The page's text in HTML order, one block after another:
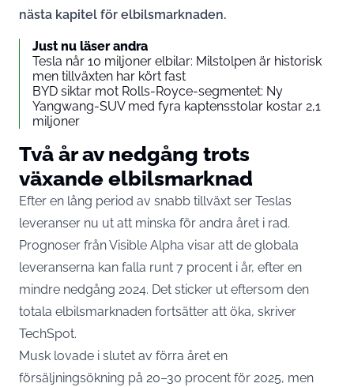
nästa kapitel för elbilsmarknaden.
Just nu läser andra
Tesla når 10 miljoner elbilar: Milstolpen är historisk
men tillväxten har kört fast
BYD siktar mot Rolls-Royce-segmentet: Ny
Yangwang-SUV med fyra kaptensstolar kostar 2,1
miljoner
Två år av nedgång trots
växande elbilsmarknad
Efter en lång period av snabb tillväxt ser Teslas
leveranser nu ut att minska för andra året i rad.
Prognoser från Visible Alpha visar att de globala
leveranserna kan falla runt 7 procent i år, efter en
mindre nedgång 2024. Det sticker ut eftersom den
totala elbilsmarknaden fortsätter att öka, skriver
TechSpot.
Musk lovade i slutet av förra året en
försäljningsökning på 20–30 procent för 2025, men